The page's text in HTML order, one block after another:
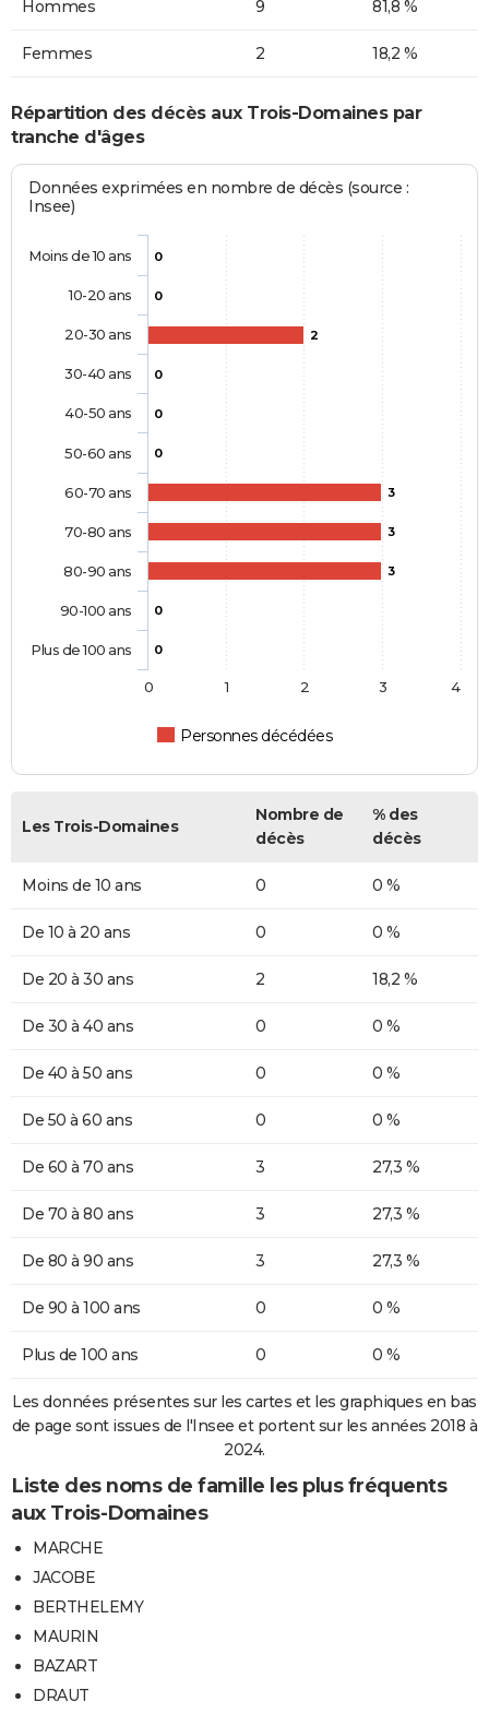
Hommes 9 81,8 %
Femmes 2 18,2 %
Répartition des décès aux Trois-Domaines par
tranche d'âges
Données exprimées en nombre de décès (source :
Insee)
0
0
2
0
0
0
3
3
3
0
0
Personnes décédées
Moins de 10 ans
10-20 ans
20-30 ans
30-40 ans
40-50 ans
50-60 ans
60-70 ans
70-80 ans
80-90 ans
90-100 ans
Plus de 100 ans
0 1 2 3 4
Les Trois-Domaines
Nombre de
décès
% des
décès
Moins de 10 ans 0 0 %
De 10 à 20 ans 0 0 %
De 20 à 30 ans 2 18,2 %
De 30 à 40 ans 0 0 %
De 40 à 50 ans 0 0 %
De 50 à 60 ans 0 0 %
De 60 à 70 ans 3 27,3 %
De 70 à 80 ans 3 27,3 %
De 80 à 90 ans 3 27,3 %
De 90 à 100 ans 0 0 %
Plus de 100 ans 0 0 %
Les données présentes sur les cartes et les graphiques en bas
de page sont issues de l'Insee et portent sur les années 2018 à
2024.
Liste des noms de famille les plus fréquents
aux Trois-Domaines
MARCHE
JACOBE
BERTHELEMY
MAURIN
BAZART
DRAUT